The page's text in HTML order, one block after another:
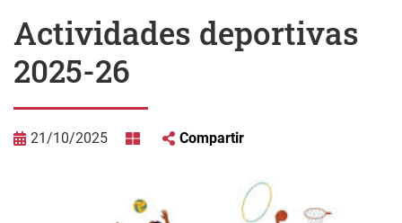
Actividades deportivas
2025-26
21/10/2025 Compartir